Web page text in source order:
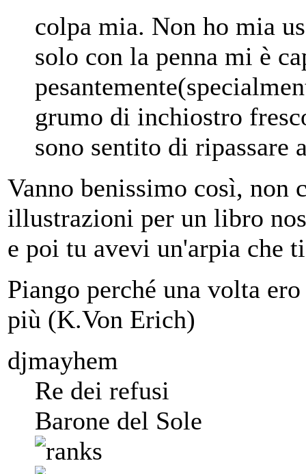
colpa mia. Non ho mia
solo con la penna mi è
grumo di inchiostro
sono sentito di ripassare
Vanno benissimo così, non
illustrazioni per un libro
e poi tu avevi un'arpia che
Piango perché una volta
più (K.Von Erich)
djmayhem
Re dei refusi
Barone del Sole